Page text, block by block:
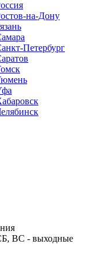
на-Дону
Петербург
ВС - выходные